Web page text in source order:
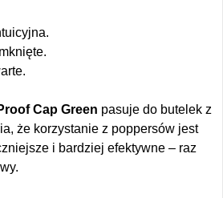
Cap Green pasuje do butelek z
że korzystanie z poppersów jest
i bardziej efektywne – raz